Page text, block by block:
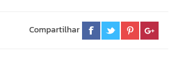
Compartilhar